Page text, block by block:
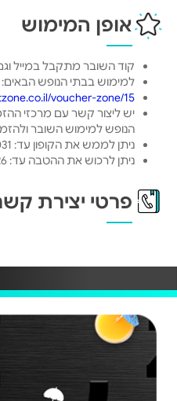
אופן המימוש
קוד השובר מתקבל במייל
למימוש בבתי הנופש הבאים:
voucher-zone/15
יש ליצור קשר עם מרכזי
הנופש למימוש השובר
ניתן לממש את הקופון עד: 08/08/2031
ניתן לרכוש את ההטבה עד: 31/12/2026 או עד גמר המלאי
פרטי יצירת